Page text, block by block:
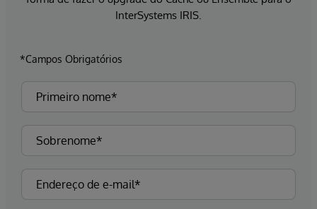
InterSystems IRIS.
*Campos Obrigatórios